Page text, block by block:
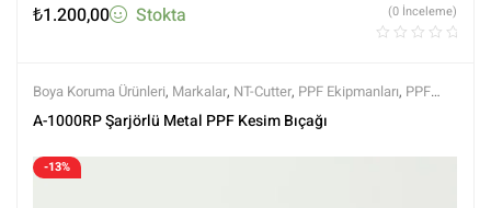
₺1.200,00 Stokta (0 İnceleme)
Boya Koruma Ürünleri, Markalar, NT-Cutter, PPF Ekipmanları, PPF
Kaplama Ürünleri,Tüm Ürünler,Tüm Ürünler
A-1000RP Şarjörlü Metal PPF Kesim Bıçağı
-13%